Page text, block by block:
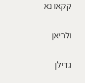
קקאו נא
ולריאן
גדילן